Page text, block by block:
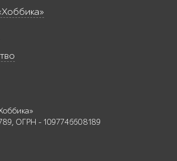
ОГРН - 1097746608189